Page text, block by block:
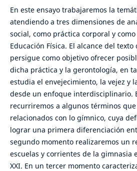
En este ensayo trabajaremos la
atendiendo a tres dimensiones de
social, como práctica corporal y
Educación Física. El alcance del
persigue como objetivo ofrecer
dicha práctica y la gerontología, en
estudia el envejecimiento, la vejez y
desde un enfoque interdisciplinario.
recurriremos a algunos términos
relacionados con lo gímnico, cuya
lograr una primera diferenciación
segundo momento realizaremos un
escuelas y corrientes de la gimnasia
XXI. En un tercer momento